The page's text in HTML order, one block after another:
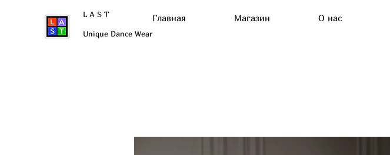
L A S T Главная Магазин О нас
Unique Dance Wear